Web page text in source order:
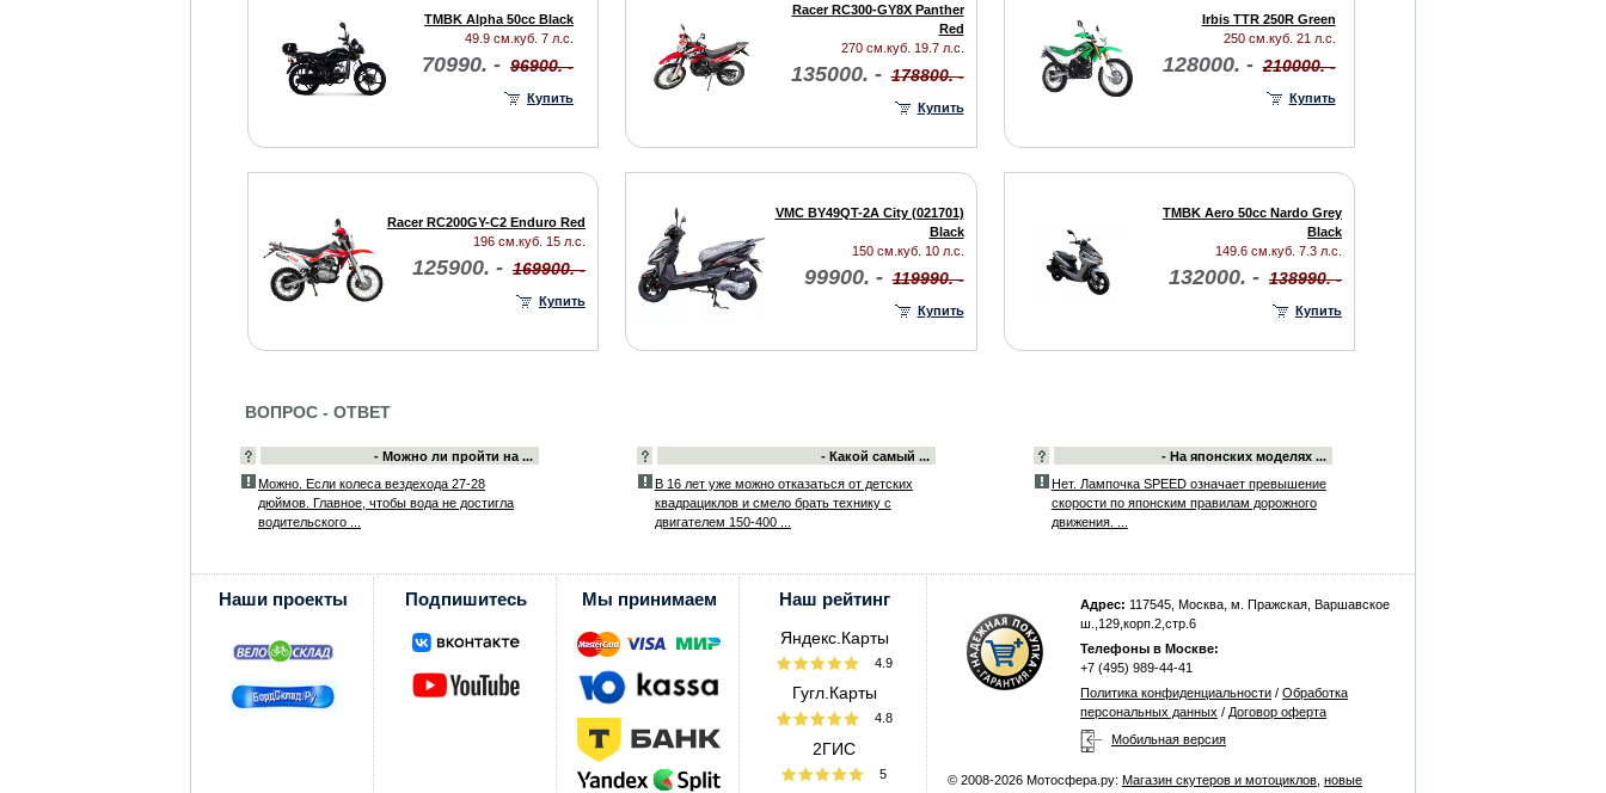
TMBK Alpha 50cc Black
49.9 см.куб. 7 л.с.
70990. - 96900. -
Купить
Racer RC300-GY8X Panther
Red
270 см.куб. 19.7 л.с.
135000. - 178800. -
Купить
Irbis TTR 250R Green
250 см.куб. 21 л.с.
128000. - 210000. -
Купить
Racer RC200GY-C2 Enduro Red
196 см.куб. 15 л.с.
125900. - 169900. -
Купить
VMC BY49QT-2A City (021701)
Black
150 см.куб. 10 л.с.
99900. - 119990. -
Купить
TMBK Aero 50cc Nardo Grey
Black
149.6 см.куб. 7.3 л.с.
132000. - 138990. -
Купить
ВОПРОС - ОТВЕТ
- Можно ли пройти на ...
Можно. Если колеса вездехода 27-28
дюймов. Главное, чтобы вода не достигла
водительского ...
- Какой самый ...
В 16 лет уже можно отказаться от детских
квадрациклов и смело брать технику с
двигателем 150-400 ...
- На японских моделях ...
Нет. Лампочка SPEED означает превышение
скорости по японским правилам дорожного
движения. ...
Наши проекты Подпишитесь Мы принимаем Наш рейтинг
Яндекс.Карты
4.9
Гугл.Карты
4.8
2ГИС
5
Адрес: 117545, Москва, м. Пражская, Варшавское
ш.,129,корп.2,стр.6
Телефоны в Москве:
+7 (495) 989-44-41
Политика конфиденциальности / Обработка
персональных данных / Договор оферта
Мобильная версия
© 2008-2026 Мотосфера.ру: Магазин скутеров и мотоциклов новые